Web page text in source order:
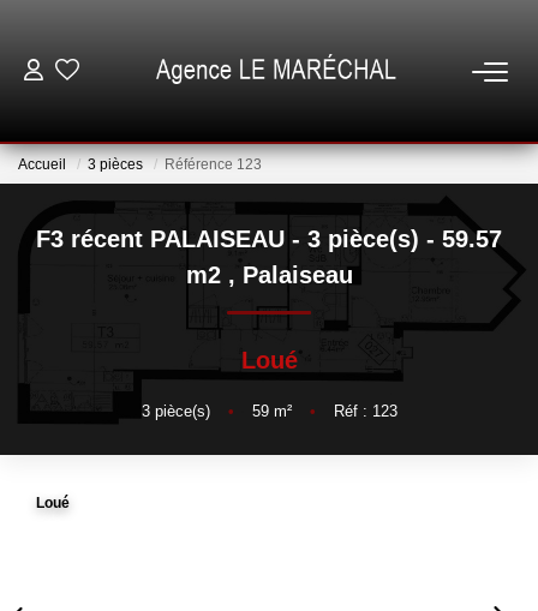
NOTRE AGENCE
ESTIMATION
GESTION
Accueil 3 pièces Référence 123
F3 récent PALAISEAU - 3 pièce(s) - 59.57
m2 , Palaiseau
Loué
3pièce(s) • 59m² • Réf : 123
Loué